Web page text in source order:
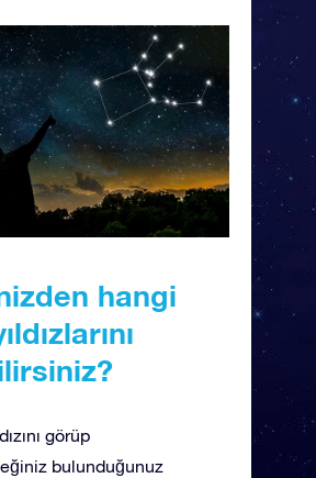
hangi
görüp
bulunduğunuz